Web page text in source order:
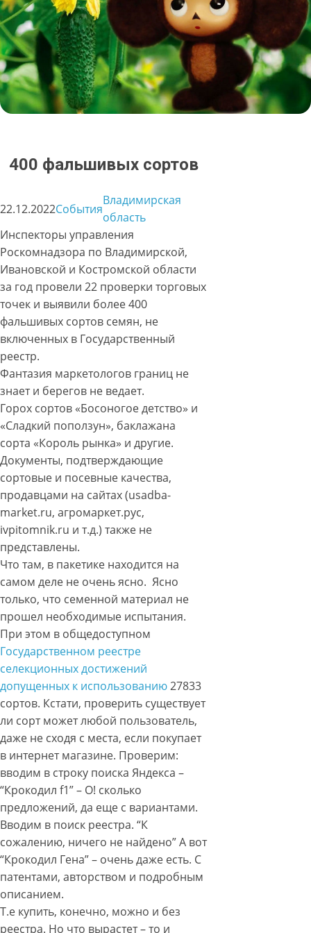
400 фальшивых сортов
22.12.2022События
Владимирская
область
Инспекторы управления
Роскомнадзора по Владимирской,
Ивановской и Костромской области
за год провели 22 проверки торговых
точек и выявили более 400
фальшивых сортов семян, не
включенных в Государственный
реестр.
Фантазия маркетологов границ не
знает и берегов не ведает.
Горох сортов «Босоногое детство» и
«Сладкий поползун», баклажана
сорта «Король рынка» и другие.
Документы, подтверждающие
сортовые и посевные качества,
продавцами на сайтах (usadba-
market.ru, агромаркет.рус,
ivpitomnik.ru и т.д.) также не
представлены.
Что там, в пакетике находится на
самом деле не очень ясно. Ясно
только, что семенной материал не
прошел необходимые испытания.
При этом в общедоступном
Государственном реестре
селекционных достижений
допущенных к использованию27833
сортов. Кстати, проверить существует
ли сорт может любой пользователь,
даже не сходя с места, если покупает
в интернет магазине. Проверим:
вводим в строку поиска Яндекса –
“Крокодил f1” – О! сколько
предложений, да еще с вариантами.
Вводим в поиск реестра. “К
сожалению, ничего не найдено” А вот
“Крокодил Гена” – очень даже есть. С
патентами, авторством и подробным
описанием.
Т.е купить, конечно, можно и без
реестра. Но что вырастет – то и